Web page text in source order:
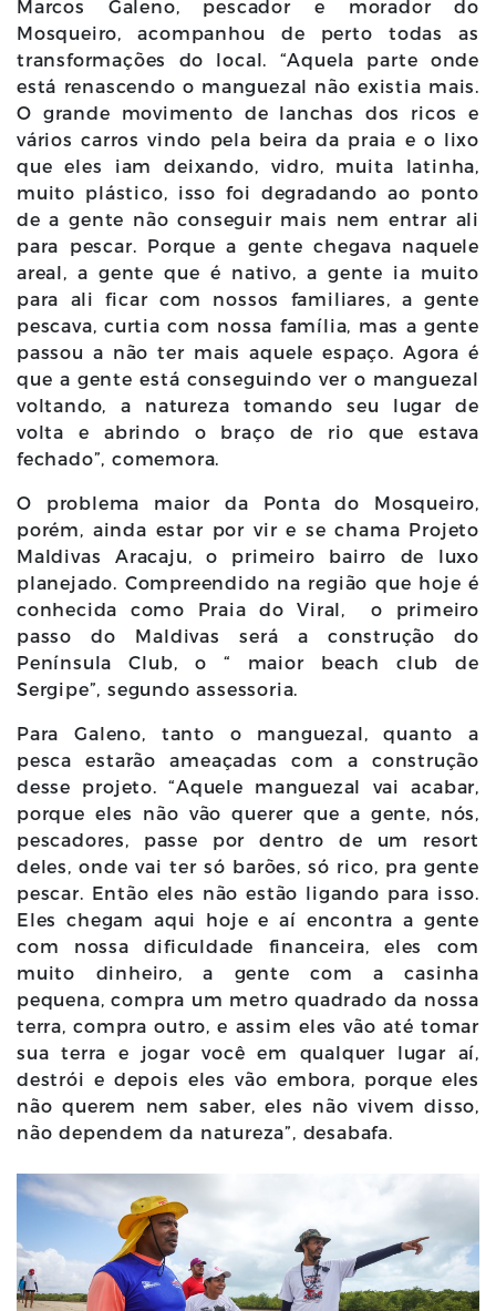
Marcos Galeno, pescador e morador do
Mosqueiro, acompanhou de perto todas as
transformações do local. “Aquela parte onde
está renascendo o manguezal não existia mais.
O grande movimento de lanchas dos ricos e
vários carros vindo pela beira da praia e o lixo
que eles iam deixando, vidro, muita latinha,
muito plástico, isso foi degradando ao ponto
de a gente não conseguir mais nem entrar ali
para pescar. Porque a gente chegava naquele
areal, a gente que é nativo, a gente ia muito
para ali ficar com nossos familiares, a gente
pescava, curtia com nossa família, mas a gente
passou a não ter mais aquele espaço. Agora é
que a gente está conseguindo ver o manguezal
voltando, a natureza tomando seu lugar de
volta e abrindo o braço de rio que estava
fechado”, comemora.
O problema maior da Ponta do Mosqueiro,
porém, ainda estar por vir e se chama Projeto
Maldivas Aracaju, o primeiro bairro de luxo
planejado. Compreendido na região que hoje é
conhecida como Praia do Viral, o primeiro
passo do Maldivas será a construção do
Península Club, o “ maior beach club de
Sergipe”, segundo assessoria.
Para Galeno, tanto o manguezal, quanto a
pesca estarão ameaçadas com a construção
desse projeto. “Aquele manguezal vai acabar,
porque eles não vão querer que a gente, nós,
pescadores, passe por dentro de um resort
deles, onde vai ter só barões, só rico, pra gente
pescar. Então eles não estão ligando para isso.
Eles chegam aqui hoje e aí encontra a gente
com nossa dificuldade financeira, eles com
muito dinheiro, a gente com a casinha
pequena, compra um metro quadrado da nossa
terra, compra outro, e assim eles vão até tomar
sua terra e jogar você em qualquer lugar aí,
destrói e depois eles vão embora, porque eles
não querem nem saber, eles não vivem disso,
não dependem da natureza”, desabafa.